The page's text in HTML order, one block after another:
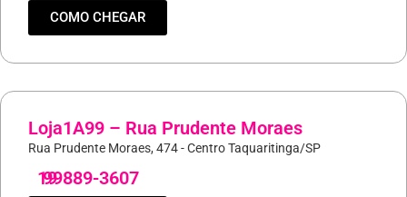
COMO CHEGAR
Loja1A99 – Rua Prudente Moraes
Rua Prudente Moraes, 474 - Centro Taquaritinga/SP
19
99889-3607